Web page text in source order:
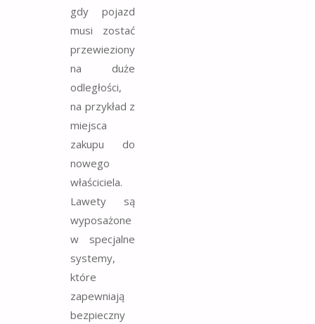
gdy pojazd
musi zostać
przewieziony
na duże
odległości,
na przykład z
miejsca
zakupu do
nowego
właściciela.
Lawety są
wyposażone
w specjalne
systemy,
które
zapewniają
bezpieczny